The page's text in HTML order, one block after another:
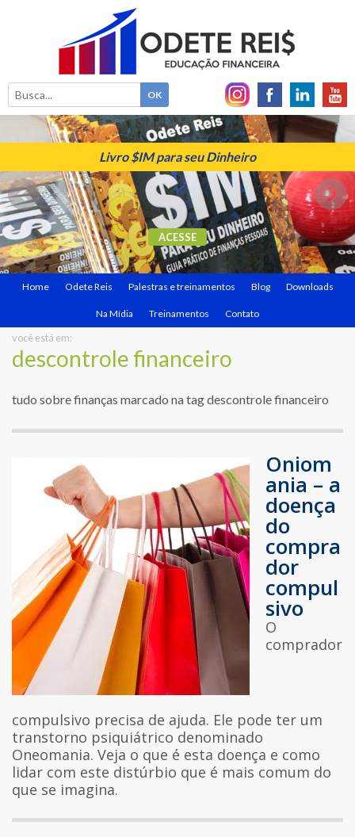
Livro $IM para seu Dinheiro
ACESSE
Home Odete Reis Palestras e treinamentos Blog Downloads
Na Mídia Treinamentos Contato
você está em:
descontrole financeiro
tudo sobre finanças marcado na tag descontrole financeiro
Oniom
ania – a
doença
do
compra
dor
compul
sivo
O
comprador
compulsivo precisa de ajuda. Ele pode ter um
transtorno psiquiátrico denominado
Oneomania. Veja o que é esta doença e como
lidar com este distúrbio que é mais comum do
que se imagina.